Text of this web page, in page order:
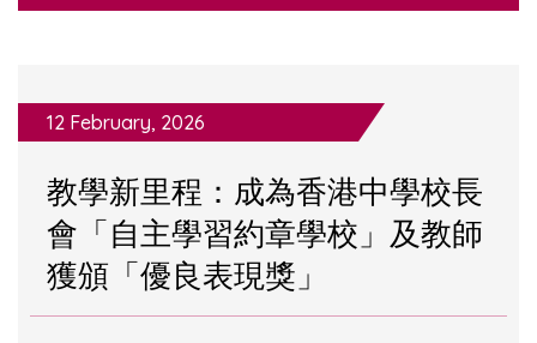
12 February, 2026
教學新里程：成為香港中學校長
會「自主學習約章學校」及教師
獲頒「優良表現獎」